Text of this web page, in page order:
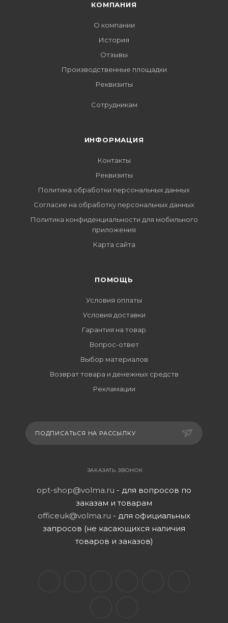
КОМПАНИЯ
О компании
История
Отзывы
Производственные площадки
Реквизиты
Сотрудникам
ИНФОРМАЦИЯ
Контакты
Реквизиты
Политика обработки персональных данных
Согласие на обработку персональных данных
Политика конфиденциальности для мобильного
приложения
Карта сайта
ПОМОЩЬ
Условия оплаты
Условия доставки
Гарантия на товар
Вопрос-ответ
Выбор материалов
Возврат товара и денежных средств
Рекламации
ПОДПИСАТЬСЯ НА РАССЫЛКУ
ЗАКАЗАТЬ ЗВОНОК
opt-shop@volma.ru - для вопросов по
заказам и товарам
officeuk@volma.ru - для официальных
запросов (не касающихся наличия
товаров и заказов)